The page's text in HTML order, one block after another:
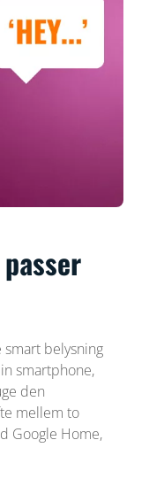
belysning
smartphone,
den
mellem to
Google Home,